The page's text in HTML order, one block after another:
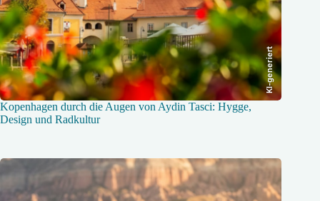
KI-generiert
Kopenhagen durch die Augen von Aydin Tasci: Hygge,
Design und Radkultur